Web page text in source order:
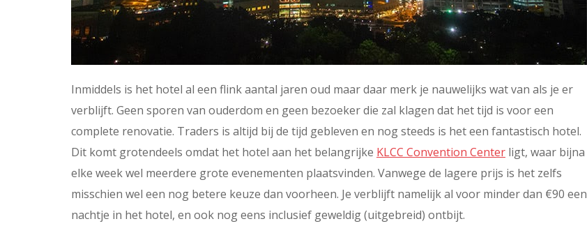
Inmiddels is het hotel al een flink aantal jaren oud maar daar merk je nauwelijks wat van als je er
verblijft. Geen sporen van ouderdom en geen bezoeker die zal klagen dat het tijd is voor een
complete renovatie. Traders is altijd bij de tijd gebleven en nog steeds is het een fantastisch hotel.
Dit komt grotendeels omdat het hotel aan het belangrijke KLCC Convention Center ligt, waar bijna
elke week wel meerdere grote evenementen plaatsvinden. Vanwege de lagere prijs is het zelfs
misschien wel een nog betere keuze dan voorheen. Je verblijft namelijk al voor minder dan €90 een
nachtje in het hotel, en ook nog eens inclusief geweldig (uitgebreid) ontbijt.